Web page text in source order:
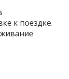
к поездке.